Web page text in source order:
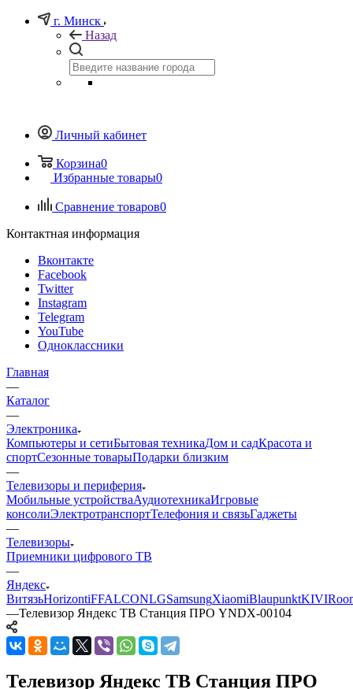
г. Минск
Назад
Личный кабинет
Корзина0
Избранные товары0
Сравнение товаров0
Контактная информация
Вконтакте
Facebook
Twitter
Instagram
Telegram
YouTube
Одноклассники
Главная
—
Каталог
—
Электроника
Компьютеры и сетиБытовая техникаДом и садКрасота и
спортСезонные товарыПодарки близким
—
Телевизоры и периферия
Мобильные устройстваАудиотехникаИгровые
консолиЭлектротранспортТелефония и связьГаджеты
—
Телевизоры
Приемники цифрового ТВ
—
Яндекс
ВитязьHorizontiFFALCONLGSamsungXiaomiBlaupunktKIVI
—Телевизор Яндекс ТВ Станция ПРО YNDX-00104
Телевизор Яндекс ТВ Станция ПРО